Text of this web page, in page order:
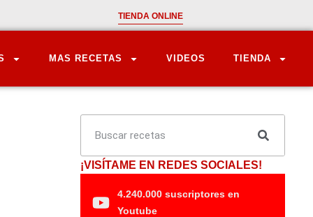
TIENDA ONLINE
MAS RECETAS VIDEOS TIENDA
¡VISÍTAME EN REDES SOCIALES!
4.240.000 suscriptores en
Youtube